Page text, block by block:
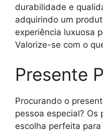
durabilidade e
adquirindo um
experiência luxuosa
Valorize-se com o
Presente
Procurando o
pessoa especial? Os
escolha perfeita